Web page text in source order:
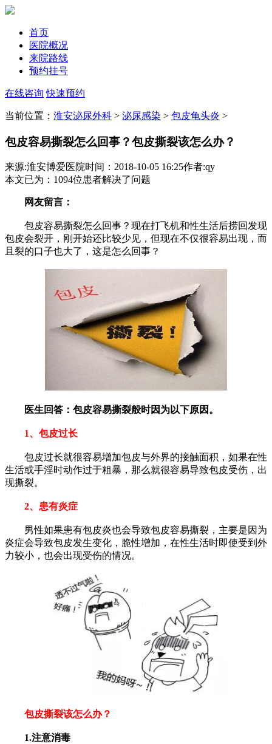
首页
医院概况
来院路线
预约挂号
在线咨询 快速预约
当前位置： 淮安泌尿外科 > 泌尿感染 > 包皮龟头炎 >
包皮容易撕裂怎么回事？包皮撕裂该怎么办？
来源:淮安博爱医院时间：2018-10-05 16:25作者:qy
本文已为 ：1094位患者解决了问题
网友留言：
包皮容易撕裂怎么回事？现在打飞机和性生活后捞回发现
包皮会裂开，刚开始还比较少见，但现在不仅很容易出现，而
且裂的口子也大了，这是怎么回事？
医生回答：包皮容易撕裂般时因为以下原因。
1、包皮过长
包皮过长就很容易增加包皮与外界的接触面积，如果在性
生活或手淫时动作过于粗暴，那么就很容易导致包皮受伤，出
现撕裂。
2、患有炎症
男性如果患有包皮炎也会导致包皮容易撕裂，主要是因为
炎症会导致包皮发生变化，脆性增加，在性生活时即使受到外
力较小，也会出现受伤的情况。
包皮撕裂该怎么办？
1.注意消毒